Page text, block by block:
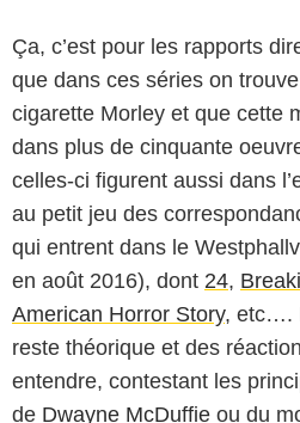
Ça, c’est pour les rapports
que dans ces séries on
cigarette Morley et que cette
dans plus de cinquante
celles-ci figurent aussi dans
au petit jeu des
qui entrent dans le
en août 2016), dont 24,
American Horror Story, etc….
reste théorique et des
entendre, contestant les
de Dwayne McDuffie ou du